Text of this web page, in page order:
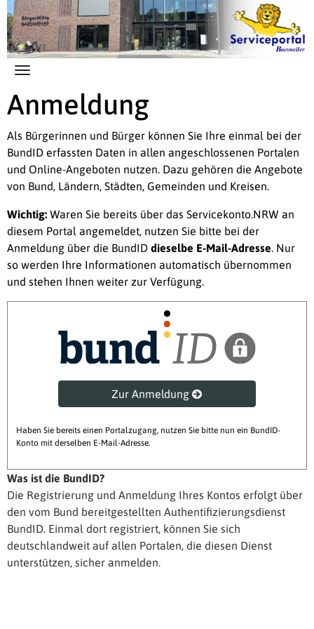
Zum Hauptinhalt springen
Anmeldung
Als Bürgerinnen und Bürger können Sie Ihre einmal bei der
BundID erfassten Daten in allen angeschlossenen Portalen
und Online-Angeboten nutzen. Dazu gehören die Angebote
von Bund, Ländern, Städten, Gemeinden und Kreisen.
Wichtig: Waren Sie bereits über das Servicekonto.NRW an
diesem Portal angemeldet, nutzen Sie bitte bei der
Anmeldung über die BundID dieselbe E-Mail-Adresse. Nur
so werden Ihre Informationen automatisch übernommen
und stehen Ihnen weiter zur Verfügung.
Zur Anmeldung
Haben Sie bereits einen Portalzugang, nutzen Sie bitte nun ein BundID-
Konto mit derselben E-Mail-Adresse.
Was ist die BundID?
Die Registrierung und Anmeldung Ihres Kontos erfolgt über
den vom Bund bereitgestellten Authentifizierungsdienst
BundID. Einmal dort registriert, können Sie sich
deutschlandweit auf allen Portalen, die diesen Dienst
unterstützen, sicher anmelden.